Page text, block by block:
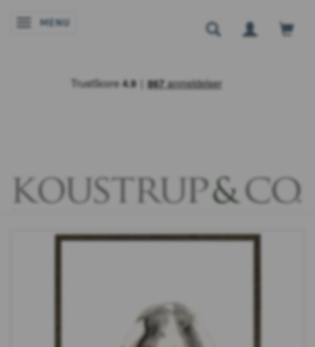
ATTIVA/DISATTIVA NAVIGAZIONE
MENU